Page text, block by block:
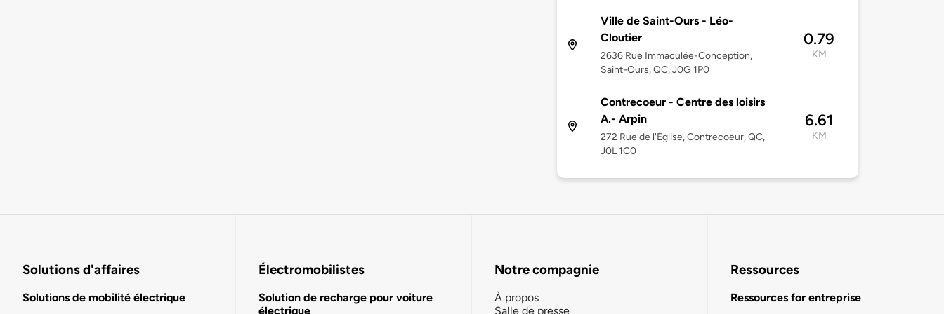
Ville de Saint-Ours - Léo-
Cloutier
2636 Rue Immaculée-Conception,
Saint-Ours, QC, J0G 1P0
0.79
KM
Contrecoeur - Centre des loisirs
A.- Arpin
272 Rue de l'Église, Contrecoeur, QC,
J0L 1C0
6.61
KM
Solutions d'affaires
Solutions de mobilité électrique
Électromobilistes
Solution de recharge pour voiture
électrique
Notre compagnie
À propos
Salle de presse
Ressources
Ressources for entreprise